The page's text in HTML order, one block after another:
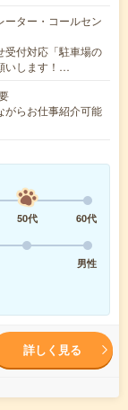
ーター・コールセン
受付対応「駐車場の
いします！…
がらお仕事紹介可能
50代
60代
男性
詳しく見る